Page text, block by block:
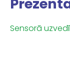
Sensorā